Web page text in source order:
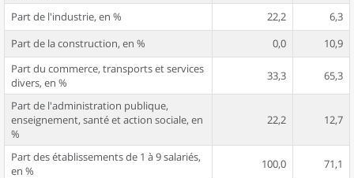
Part de l'industrie, en % 22,2
6,3
Part de la construction, en %
0,0
10,9
Part du commerce, transports et services
divers, en %
33,3 65,3
Part de l'administration publique,
enseignement, santé et action sociale, en
%
22,2 12,7
Part des établissements de 1 à 9 salariés,
en %
100,0 71,1